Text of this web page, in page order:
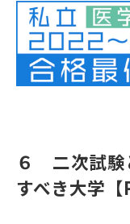
６ 二次試験
すべき大学【